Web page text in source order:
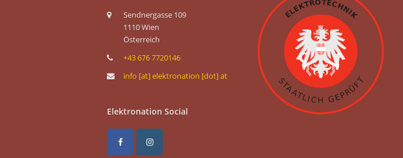
Sendnergasse 109
1110 Wien
Österreich
+43 676 7720146
info [at] elektronation [dot] at
Elektronation Social
F I